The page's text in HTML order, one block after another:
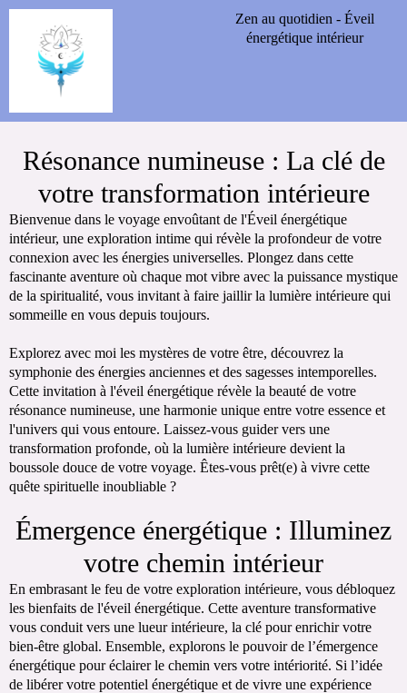
Zen au quotidien - Éveil
énergétique intérieur
Résonance numineuse : La clé de
votre transformation intérieure
Bienvenue dans le voyage envoûtant de l'Éveil énergétique
intérieur, une exploration intime qui révèle la profondeur de votre
connexion avec les énergies universelles. Plongez dans cette
fascinante aventure où chaque mot vibre avec la puissance mystique
de la spiritualité, vous invitant à faire jaillir la lumière intérieure qui
sommeille en vous depuis toujours.
Explorez avec moi les mystères de votre être, découvrez la
symphonie des énergies anciennes et des sagesses intemporelles.
Cette invitation à l'éveil énergétique révèle la beauté de votre
résonance numineuse, une harmonie unique entre votre essence et
l'univers qui vous entoure. Laissez-vous guider vers une
transformation profonde, où la lumière intérieure devient la
boussole douce de votre voyage. Êtes-vous prêt(e) à vivre cette
quête spirituelle inoubliable ?
Émergence énergétique : Illuminez
votre chemin intérieur
En embrasant le feu de votre exploration intérieure, vous débloquez
les bienfaits de l'éveil énergétique. Cette aventure transformative
vous conduit vers une lueur intérieure, la clé pour enrichir votre
bien-être global. Ensemble, explorons le pouvoir de l’émergence
énergétique pour éclairer le chemin vers votre intériorité. Si l’idée
de libérer votre potentiel énergétique et de vivre une expérience